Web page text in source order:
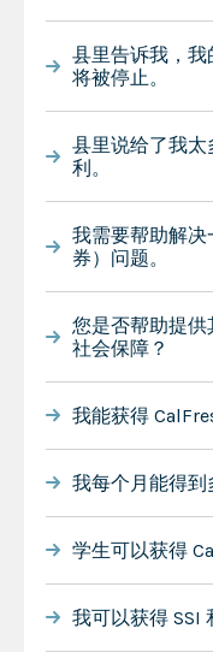
县里告诉我，我
将被停止。
县里说给了我太
利。
我需要帮助解决
券）问题。
您是否帮助提供
社会保障？
我能获得
我每个月能得到
学生可以获得
我可以获得 SSI